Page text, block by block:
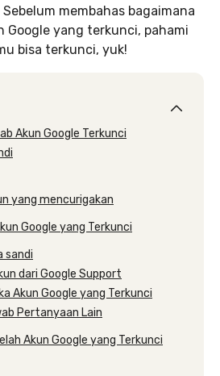
membahas bagaimana
Google yang terkunci, pahami
bisa terkunci, yuk!
Akun Google Terkunci
yang mencurigakan
Google yang Terkunci
sandi
dari Google Support
Akun Google yang Terkunci
Pertanyaan Lain
Akun Google yang Terkunci